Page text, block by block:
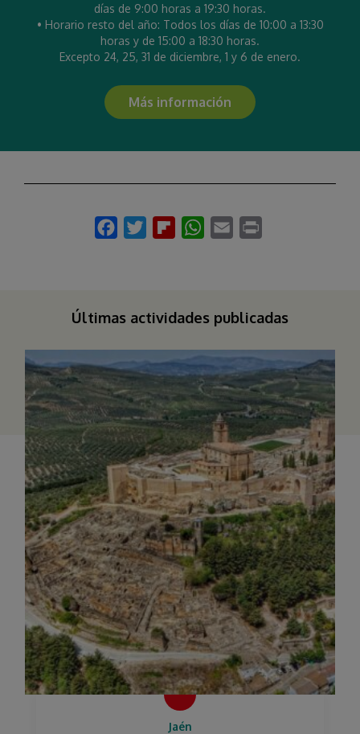
días de 9:00 horas a 19:30 horas.
• Horario resto del año: Todos los días de 10:00 a 13:30
horas y de 15:00 a 18:30 horas.
Excepto 24, 25, 31 de diciembre, 1 y 6 de enero.
Más información
Últimas actividades publicadas
Jaén